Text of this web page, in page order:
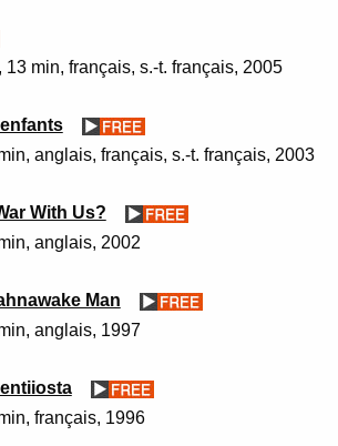
13 min français, s.-t. français 2005
anglais, français, s.-t. français 2003
With Us?
anglais 2002
Man
anglais 1997
français 1996